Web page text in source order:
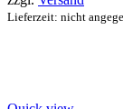
Lieferzeit: nicht